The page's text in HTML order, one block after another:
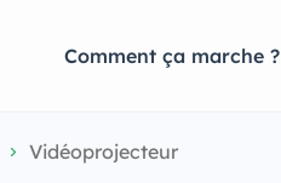
Comment ça marche ?
Vidéoprojecteur